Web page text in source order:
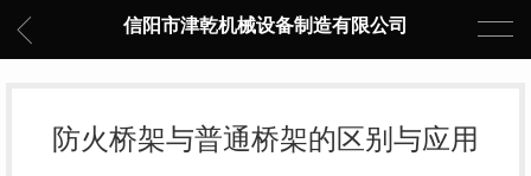
信阳市津乾机械设备制造有限公司
防火桥架与普通桥架的区别与应用